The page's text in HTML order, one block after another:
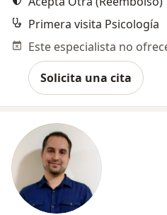
Primera visita Psicología
Solicita una cita